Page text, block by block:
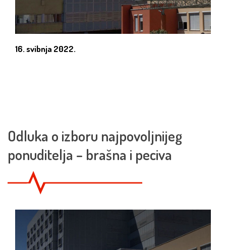
16. svibnja 2022.
Odluka o izboru najpovoljnijeg
ponuditelja – brašna i peciva